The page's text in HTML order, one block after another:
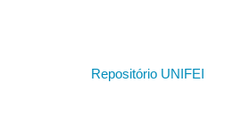
Repositório UNIFEI